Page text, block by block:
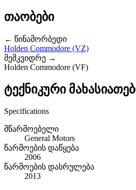
თაობები
← წინამორბედი
Holden Commodore (VZ)
მემკვიდრე →
Holden Commodore (VF)
ტექნიკური
Specifications
მწარმოებელი
General Motors
წარმოების დაწყება
2006
წარმოების დასრულება
2013